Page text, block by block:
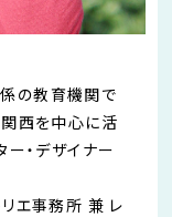
の教育機関で
関西を中心に活
・デザイナー
エ事務所 兼 レ